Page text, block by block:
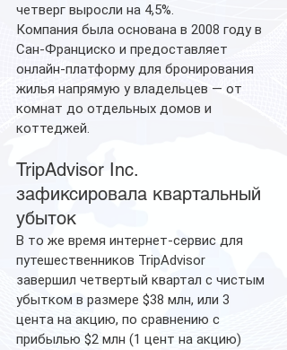
четверг выросли на 4,5%.
Компания была основана в 2008 году в
Сан-Франциско и предоставляет
онлайн-платформу для бронирования
жилья напрямую у владельцев — от
комнат до отдельных домов и
коттеджей.
TripAdvisor Inc.
зафиксировала квартальный
убыток
В то же время интернет-сервис для
путешественников TripAdvisor
завершил четвертый квартал с чистым
убытком в размере $38 млн, или 3
цента на акцию, по сравнению с
прибылью $2 млн (1 цент на акцию)